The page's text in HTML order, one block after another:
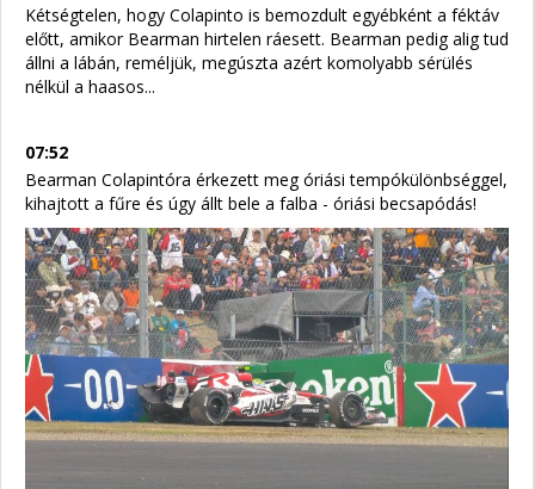
Kétségtelen, hogy Colapinto is bemozdult egyébként a féktáv
előtt, amikor Bearman hirtelen ráesett. Bearman pedig alig tud
állni a lábán, reméljük, megúszta azért komolyabb sérülés
nélkül a haasos...
07:52
Bearman Colapintóra érkezett meg óriási tempókülönbséggel,
kihajtott a fűre és úgy állt bele a falba - óriási becsapódás!